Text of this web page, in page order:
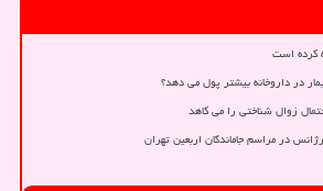
کرده است
در داروخانه بیشتر پول می دهد؟
زوال شناختی را می کاهد
در مراسم جاماندگان اربعین تهران